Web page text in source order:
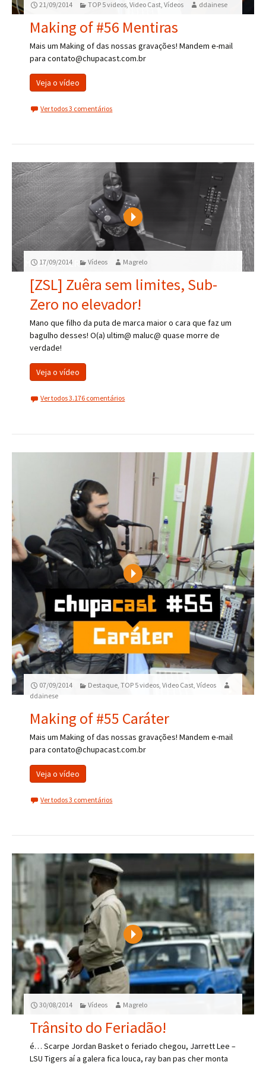
21/09/2014 TOP 5 videos ,Video Cast ,Vídeos ddainese
Making of #56 Mentiras
Mais um Making of das nossas gravações! Mandem e-mail
para contato@chupacast.com.br
Veja o vídeo
Ver todos 3 comentários
Play
17/09/2014 Vídeos Magrelo
[ZSL] Zuêra sem limites, Sub-
Zero no elevador!
Mano que filho da puta de marca maior o cara que faz um
bagulho desses! O(a) ultim@ maluc@ quase morre de
verdade!
Veja o vídeo
Ver todos 3.176 comentários
Play
07/09/2014 Destaque ,TOP 5 videos ,Video Cast ,Vídeos
ddainese
Making of #55 Caráter
Mais um Making of das nossas gravações! Mandem e-mail
para contato@chupacast.com.br
Veja o vídeo
Ver todos 3 comentários
Play
30/08/2014 Vídeos Magrelo
Trânsito do Feriadão!
é… Scarpe Jordan Basket o feriado chegou, Jarrett Lee –
LSU Tigers aí a galera fica louca, ray ban pas cher monta